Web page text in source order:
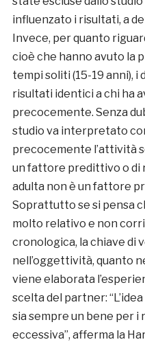
influenzato i risultati, a
Invece, per quanto
cioè che hanno avuto la
tempi soliti (15-19 anni), i
risultati identici a chi ha
precocemente. Senza
studio va interpretato
precocemente l’attività
un fattore predittivo o di
adulta non è un fattore
Soprattutto se si pensa
molto relativo e non
cronologica, la chiave di
nell’oggettività, quanto
viene elaborata
scelta del partner:
sia sempre un bene per i
eccessiva”, afferma la